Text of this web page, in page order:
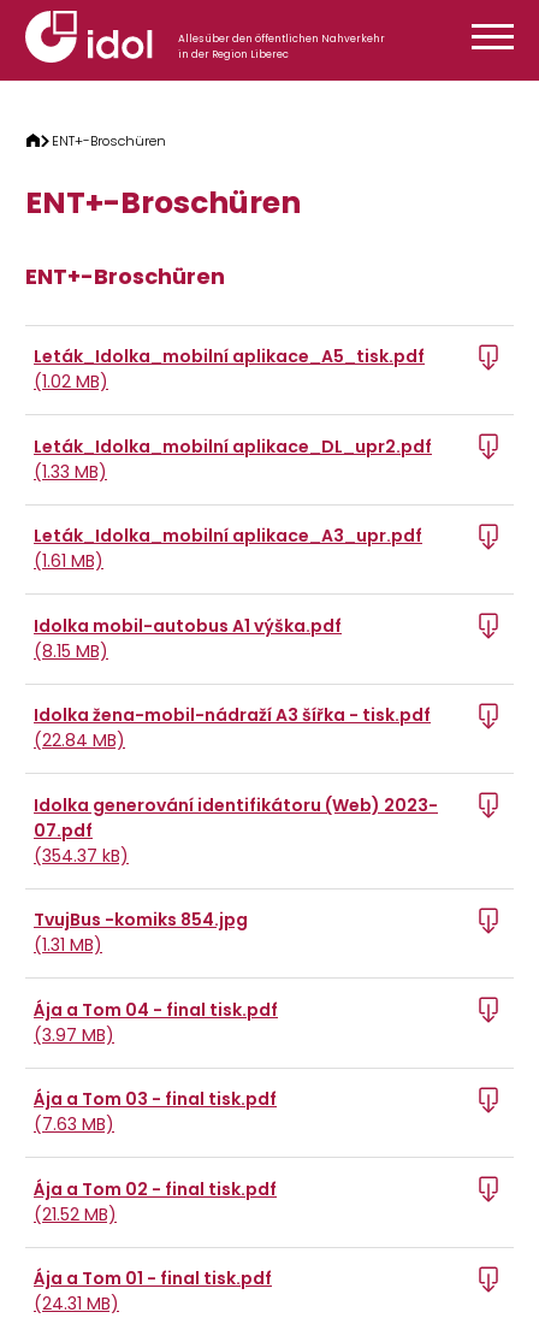
Zum Inhalt springen
Alles über den öffentlichen Nahverkehr
in der Region Liberec
ENT+-Broschüren
ENT+-Broschüren
ENT+-Broschüren
Leták_Idolka_mobilní aplikace_A5_tisk.pdf
(1.02 MB)
Leták_Idolka_mobilní aplikace_DL_upr2.pdf
(1.33 MB)
Leták_Idolka_mobilní aplikace_A3_upr.pdf
(1.61 MB)
Idolka mobil-autobus A1 výška.pdf
(8.15 MB)
Idolka žena-mobil-nádraží A3 šířka - tisk.pdf
(22.84 MB)
Idolka generování identifikátoru (Web) 2023-
07.pdf
(354.37 kB)
TvujBus -komiks 854.jpg
(1.31 MB)
Ája a Tom 04 - final tisk.pdf
(3.97 MB)
Ája a Tom 03 - final tisk.pdf
(7.63 MB)
Ája a Tom 02 - final tisk.pdf
(21.52 MB)
Ája a Tom 01 - final tisk.pdf
(24.31 MB)